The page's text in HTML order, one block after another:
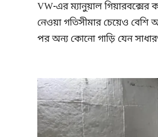
VW-এর ম্যানুয়াল গিয়ারবক্সের
নেওয়া গতিসীমার চেয়েও
পর অন্য কোনো গাড়ি যেন